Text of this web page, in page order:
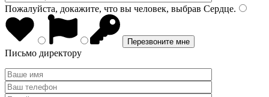
Пожалуйста, докажите, что вы человек, выбрав Сердце.
Письмо директору